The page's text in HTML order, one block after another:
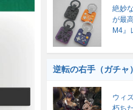
絶妙
が最
M4』
逆転の右手（ガチャ
ウィ
朽ち